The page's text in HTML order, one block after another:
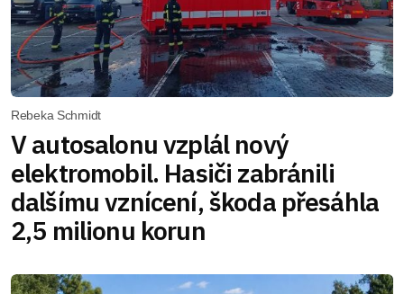
Rebeka Schmidt
V autosalonu vzplál nový
elektromobil. Hasiči zabránili
dalšímu vznícení, škoda přesáhla
2,5 milionu korun